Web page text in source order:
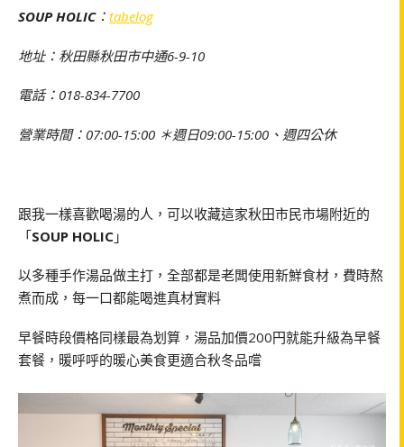
SOUP HOLIC： tabelog
地址：秋田縣秋田市中通6-9-10
電話：018-834-7700
營業時間：07:00-15:00 ＊週日09:00-15:00、週四公休
跟我一樣喜歡喝湯的人，可以收藏這家秋田市民市場附近的
「SOUP HOLIC 」
以多種手作湯品做主打，全部都是老闆使用新鮮食材，費時熬
煮而成，每一口都能喝進真材實料
早餐時段價格同樣最為划算，湯品加價200円就能升級為早餐
套餐，暖呼呼的暖心美食更適合秋冬品嚐